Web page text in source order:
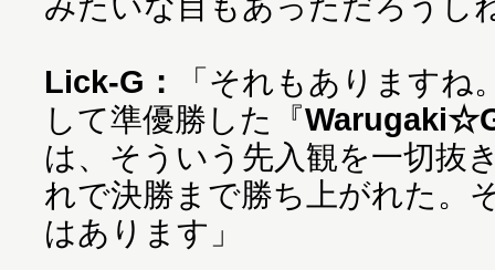
Lick-G：
「それもありますね
して準優勝した『
は、そういう先入観を一切抜
れで決勝まで勝ち上がれた。
はあります」